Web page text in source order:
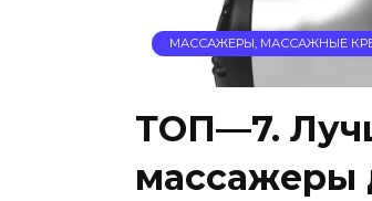
МАССАЖЕРЫ, МАССАЖНЫЕ
ТОП—7.
массажеры